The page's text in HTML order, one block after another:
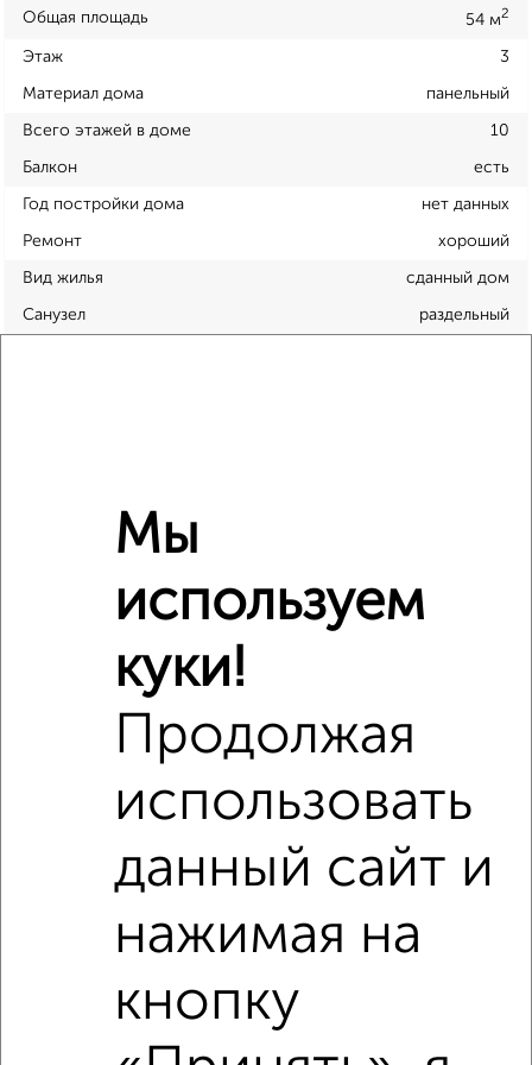
Общая площадь 54 м2
Этаж 3
Материал дома панельный
Всего этажей в доме 10
Балкон есть
Год постройки дома нет данных
Ремонт хороший
Вид жилья сданный дом
Санузел раздельный
Поликлиники Фитнес Кафе
Мы
используем
куки!
Продолжая
использовать
данный сайт и
нажимая на
кнопку